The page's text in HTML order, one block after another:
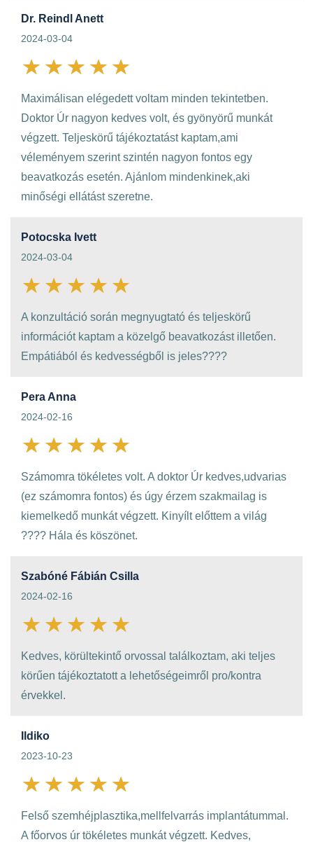
Dr. Reindl Anett
2024-03-04
Maximálisan elégedett voltam minden tekintetben.
Doktor Úr nagyon kedves volt, és gyönyörű munkát
végzett. Teljeskörű tájékoztatást kaptam,ami
véleményem szerint szintén nagyon fontos egy
beavatkozás esetén. Ajánlom mindenkinek,aki
minőségi ellátást szeretne.
Potocska Ivett
2024-03-04
A konzultáció során megnyugtató és teljeskörű
információt kaptam a közelgő beavatkozást illetően.
Empátiából és kedvességből is jeles????
Pera Anna
2024-02-16
Számomra tökéletes volt. A doktor Úr kedves,udvarias
(ez számomra fontos) és úgy érzem szakmailag is
kiemelkedő munkát végzett. Kinyílt előttem a világ
???? Hála és köszönet.
Szabóné Fábián Csilla
2024-02-16
Kedves, körültekintő orvossal találkoztam, aki teljes
körűen tájékoztatott a lehetőségeimről pro/kontra
érvekkel.
Ildiko
2023-10-23
Felső szemhéjplasztika,mellfelvarrás implantátummal.
A főorvos úr tökéletes munkát végzett. Kedves,